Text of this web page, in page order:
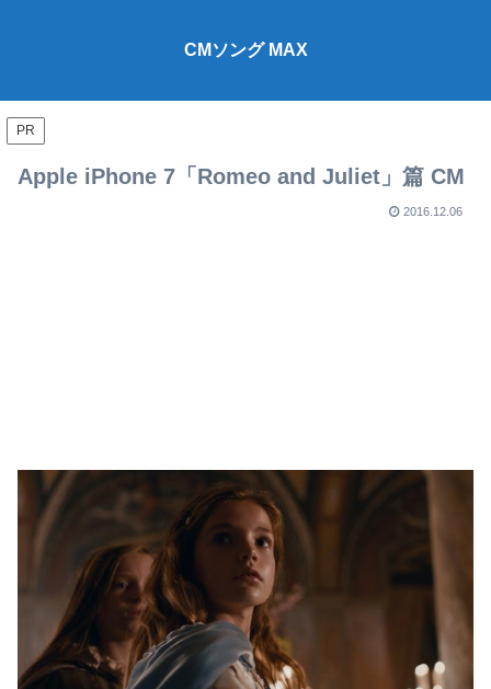
CMソング MAX
PR
Apple iPhone 7「Romeo and Juliet」篇 CM
2016.12.06